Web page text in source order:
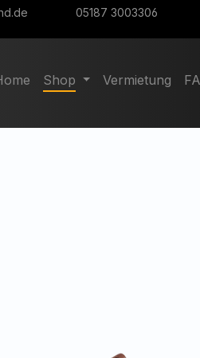
05187 3003306
Shop Vermietung